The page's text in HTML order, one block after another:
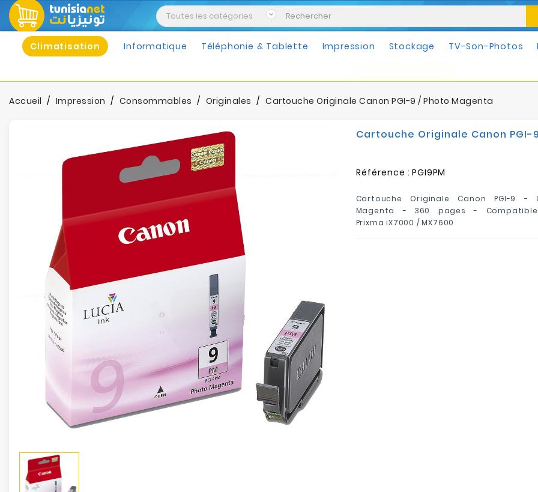
Climatisation Informatique Téléphonie & Tablette Impression Stockage TV-Son-Photos
Accueil Impression Consommables Originales Cartouche Originale Canon PGI-9 / Photo Magenta
Cartouche Originale Canon
Référence : PGI9PM
Cartouche Originale Canon PGI-9 -
Magenta - 360 pages -
Prixma iX7000 / MX7600